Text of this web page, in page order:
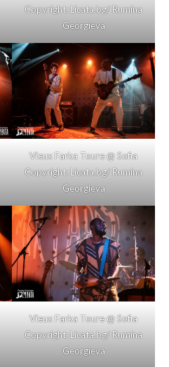
Copyright: Licata.bg/ Rumina
Georgieva
Vieux Farka Toure @ Sofia
Copyright: Licata.bg/ Rumina
Georgieva
Vieux Farka Toure @ Sofia
Copyright: Licata.bg/ Rumina
Georgieva